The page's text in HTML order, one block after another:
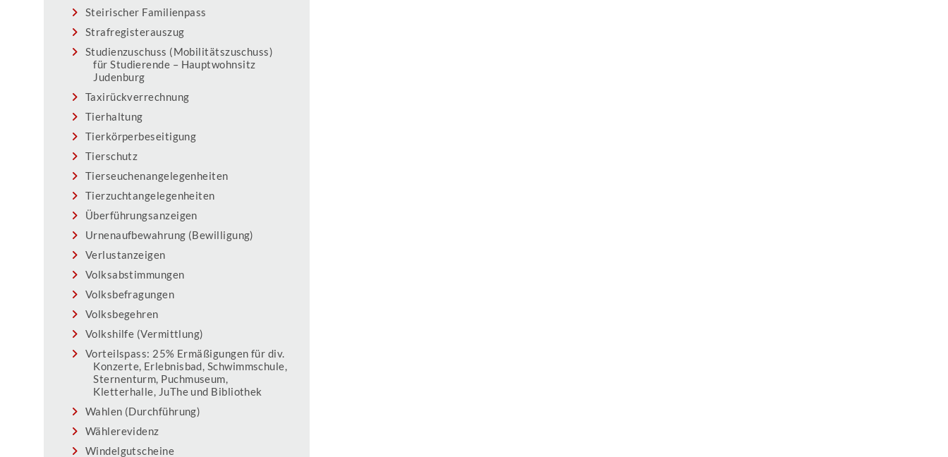
Steirischer Familienpass
Strafregisterauszug
Studienzuschuss (Mobilitätszuschuss)
für Studierende – Hauptwohnsitz
Judenburg
Taxirückverrechnung
Tierhaltung
Tierkörperbeseitigung
Tierschutz
Tierseuchenangelegenheiten
Tierzuchtangelegenheiten
Überführungsanzeigen
Urnenaufbewahrung (Bewilligung)
Verlustanzeigen
Volksabstimmungen
Volksbefragungen
Volksbegehren
Volkshilfe (Vermittlung)
Vorteilspass: 25% Ermäßigungen für div.
Konzerte, Erlebnisbad, Schwimmschule,
Sternenturm, Puchmuseum,
Kletterhalle, JuThe und Bibliothek
Wahlen (Durchführung)
Wählerevidenz
Windelgutscheine